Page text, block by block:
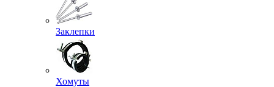
Заклепки
Хомуты